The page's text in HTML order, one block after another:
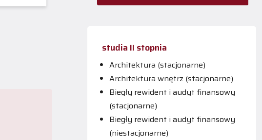
studia II stopnia
Architektura (stacjonarne)
Architektura wnętrz (stacjonarne)
Biegły rewident i audyt finansowy
(stacjonarne)
Biegły rewident i audyt finansowy
(niestacjonarne)